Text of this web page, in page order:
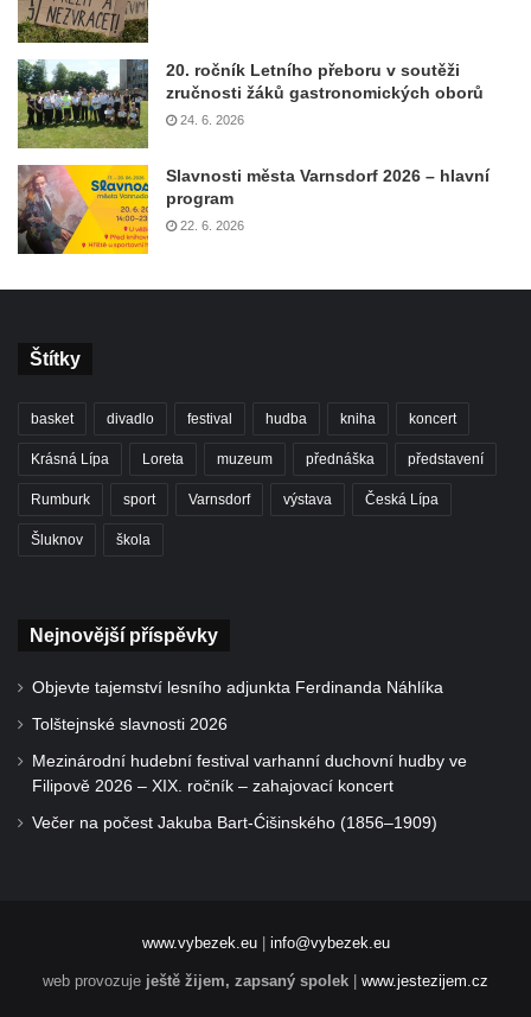
20. ročník Letního přeboru v soutěži
zručnosti žáků gastronomických oborů
24. 6. 2026
Slavnosti města Varnsdorf 2026 – hlavní
program
22. 6. 2026
Štítky
basket divadlo festival hudba kniha koncert
Krásná Lípa Loreta muzeum přednáška představení
Rumburk sport Varnsdorf výstava Česká Lípa
Šluknov škola
Nejnovější příspěvky
Objevte tajemství lesního adjunkta Ferdinanda Náhlíka
Tolštejnské slavnosti 2026
Mezinárodní hudební festival varhanní duchovní hudby ve
Filipově 2026 – XIX. ročník – zahajovací koncert
Večer na počest Jakuba Bart-Ćišinského (1856–1909)
www.vybezek.eu| info@vybezek.eu
web provozuje ještě žijem, zapsaný spolek www.jestezijem.cz